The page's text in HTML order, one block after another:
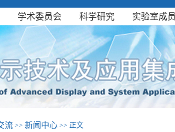
学术委员会 科学研究 实验室成
流 >> 新闻中心 >> 正文